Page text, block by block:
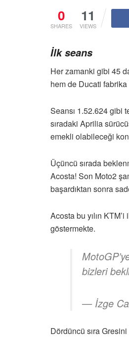
0
SHARES
11
VIEWS
İlk seans
Her zamanki gibi 45
hem de Ducati
Seansı 1.52.624 gibi
sıradaki Aprilia
emekli olabileceği
Üçüncü sırada
Acosta! Son Moto2
başardıktan sonra
Acosta bu yılın
göstermekte.
bizleri
— İzge
Dördüncü sıra